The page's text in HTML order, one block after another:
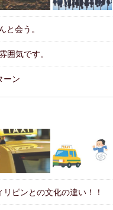
と会う。
囲気です。
ーン
ピンとの文化の違い！！